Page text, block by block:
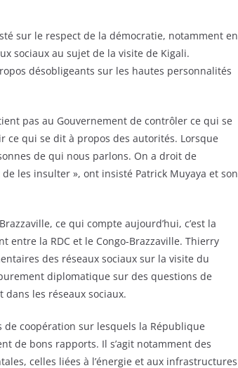
sur le respect de la démocratie, notamment en
sociaux au sujet de la visite de Kigali.
désobligeants sur les hautes personnalités
pas au Gouvernement de contrôler ce qui se
ce qui se dit à propos des autorités. Lorsque
de qui nous parlons. On a droit de
les insulter », ont insisté Patrick Muyaya et son
ce qui compte aujourd’hui, c’est la
la RDC et le Congo-Brazzaville. Thierry
des réseaux sociaux sur la visite du
diplomatique sur des questions de
les réseaux sociaux.
coopération sur lesquels la République
de bons rapports. Il s’agit notamment des
celles liées à l’énergie et aux infrastructures